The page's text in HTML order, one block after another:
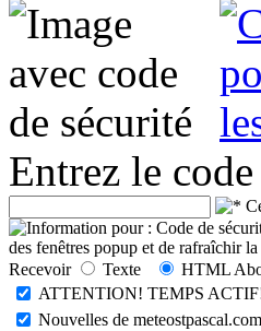
Entrez le
Recevoir Texte HTML
ATTENTION! TEMPS
Nouvelles de meteostpascal.com